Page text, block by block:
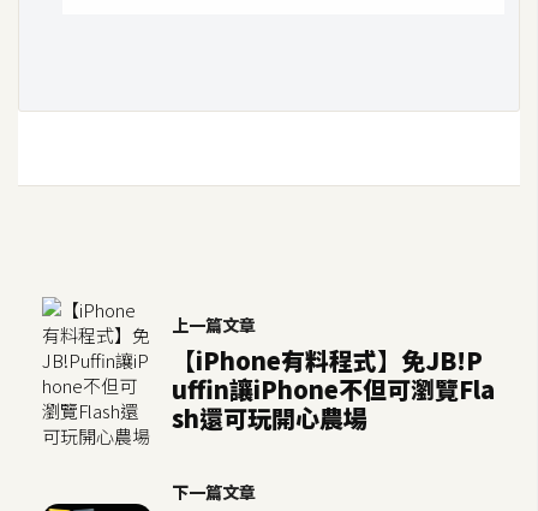
上一篇文章
【iPhone有料程式】免JB!P
uffin讓iPhone不但可瀏覽Fla
sh還可玩開心農場
下一篇文章